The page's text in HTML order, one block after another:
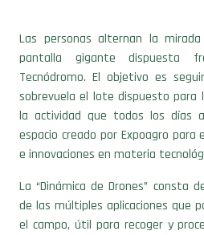
Las personas alternan la
pantalla gigante dispuesta
Tecnódromo. El objetivo es
sobrevuela el lote dispuesto para
la actividad que todos los días
espacio creado por Expoagro para
e innovaciones en materia
La “Dinámica de Drones” consta
de las múltiples aplicaciones que
el campo, útil para recoger y